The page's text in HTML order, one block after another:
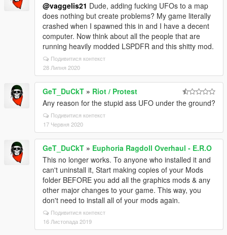
@vaggelis21 Dude, adding fucking UFOs to a map
does nothing but create problems? My game literally
crashed when I spawned this in and I have a decent
computer. Now think about all the people that are
running heavily modded LSPDFR and this shitty mod.
Подивитися контекст
28 Липня 2020
GeT_DuCkT » Riot / Protest
Any reason for the stupid ass UFO under the ground?
Подивитися контекст
17 Червня 2020
GeT_DuCkT » Euphoria Ragdoll Overhaul - E.R.O
This no longer works. To anyone who installed it and
can't uninstall it, Start making copies of your Mods
folder BEFORE you add all the graphics mods & any
other major changes to your game. This way, you
don't need to install all of your mods again.
Подивитися контекст
16 Листопада 2019